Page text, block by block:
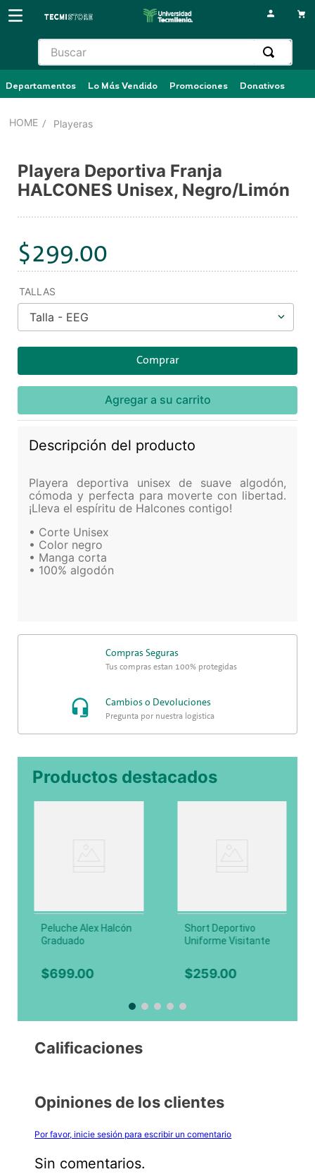
Buscar
Departamentos Lo Más Vendido Promociones Donativos
Playeras
Playera Deportiva Franja
HALCONES Unisex, Negro/Limón
$299.00
TALLAS
Talla - EEG
Comprar
Agregar a su carrito
Descripción del producto
Playera deportiva unisex de suave algodón,
cómoda y perfecta para moverte con libertad.
¡Lleva el espíritu de Halcones contigo!
• Corte Unisex
• Color negro
• Manga corta
• 100% algodón
Compras Seguras
Tus compras están 100% protegidas
Cambios o Devoluciones
Pregunta por nuestra logística
Productos destacados
Peluche Alex Halcón
Graduado
$699.00
Short Deportivo
Uniforme Visitante
Limón
$259.00
Calificaciones
Opiniones de los clientes
Por favor, inicie sesión para escribir un comentario
Sin comentarios.